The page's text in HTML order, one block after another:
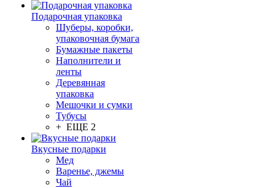
Подарочная упаковка
Шуберы, коробки,
упаковочная бумага
Бумажные пакеты
Наполнители и
ленты
Деревянная
упаковка
Мешочки и сумки
Тубусы
+ ЕЩЕ 2
Вкусные подарки
Мед
Варенье, джемы
Чай